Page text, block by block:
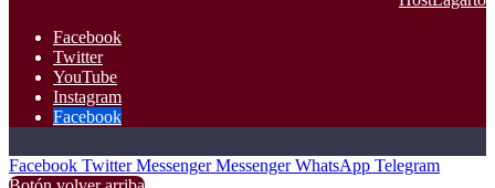
Facebook
Twitter
YouTube
Instagram
Facebook
Facebook Twitter Messenger Messenger WhatsApp Telegram